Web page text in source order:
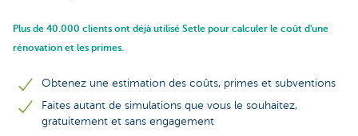
Plus de 40.000 clients ont déjà utilisé Setle pour calculer le coût d'une
rénovation et les primes.
Obtenez une estimation des coûts, primes et subventions
Faites autant de simulations que vous le souhaitez,
gratuitement et sans engagement